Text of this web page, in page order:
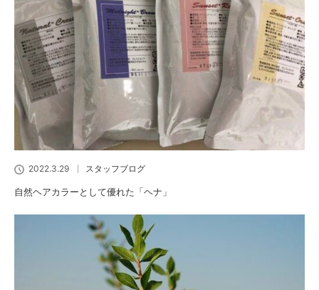
2022.3.29 スタッフブログ
自然ヘアカラーとして優れた「ヘナ」